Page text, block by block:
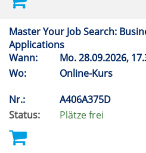
Master Your Job Search:
Applications
Wann:
Mo.28.09.2026,
Wo:
Online-Kurs
Nr.:
A406A375D
Status:
Plätze frei